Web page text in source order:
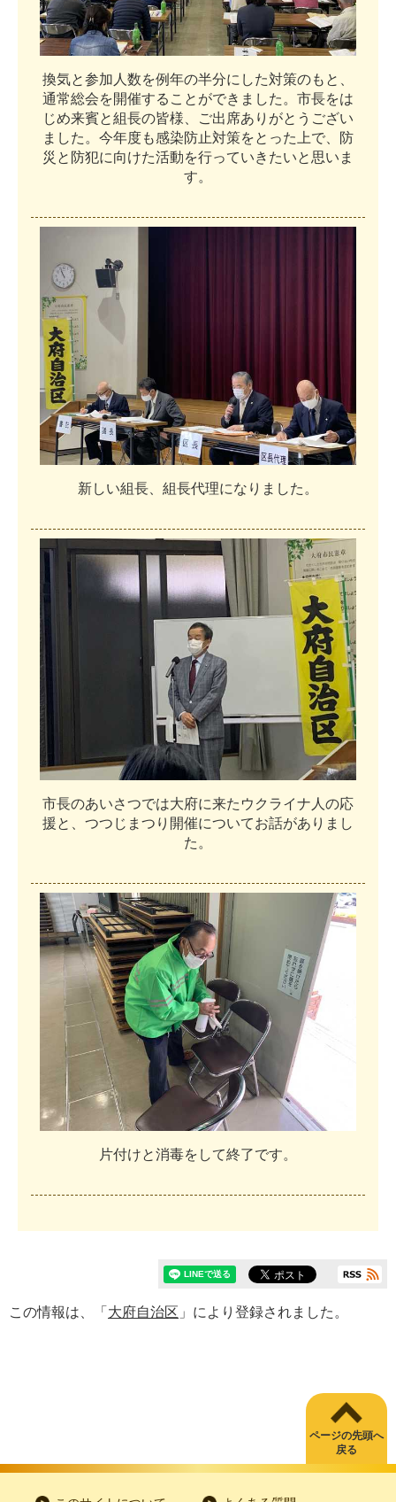
換気と参加 人 数を例年の半分に した対策のも と
通常総会を開催する こ と ができ ま した 。 市長をは
じめ来賓と組長の皆様 ご出 席あ り がと う ござい
ま した 。 今年度も感染防止対策をと った 上で
防
災 と 防犯に向けた活動を行っていき たいと 思い ま
す。
新しい組長 組長代理にな り ま した 。
市長のあいさつでは大府に来た ウ ク ライナ 人 の応
援と つつ じ ま つ り 開催についてお話があ り ま し
た 。
片付けと消毒を して終了です。
この情報は、「 大府自治区 」により登録されました。
ページの先頭へ
戻る